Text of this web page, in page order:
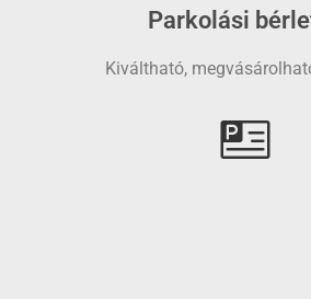
Parkolási
Kiváltható,